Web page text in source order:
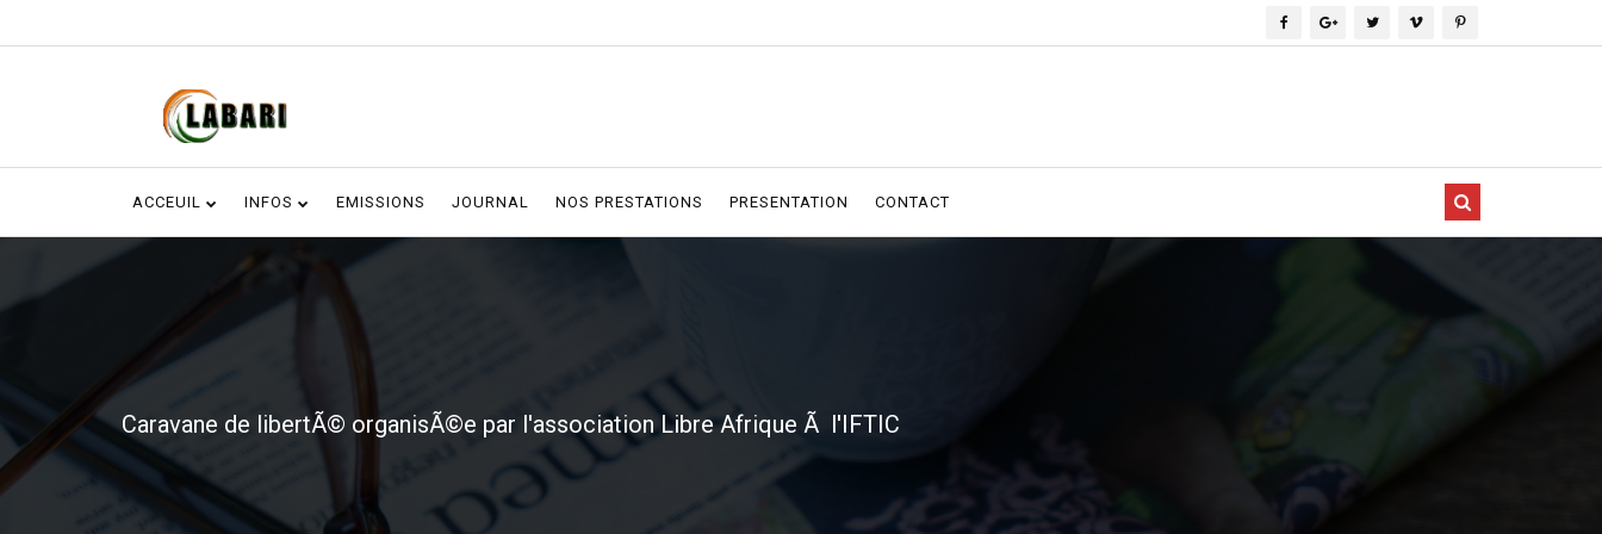
ACCEUIL INFOS EMISSIONS JOURNAL NOS PRESTATIONS PRESENTATION CONTACT
Caravane de libertÃ© organisÃ©e par l'association Libre Afrique Ã l'IFTIC